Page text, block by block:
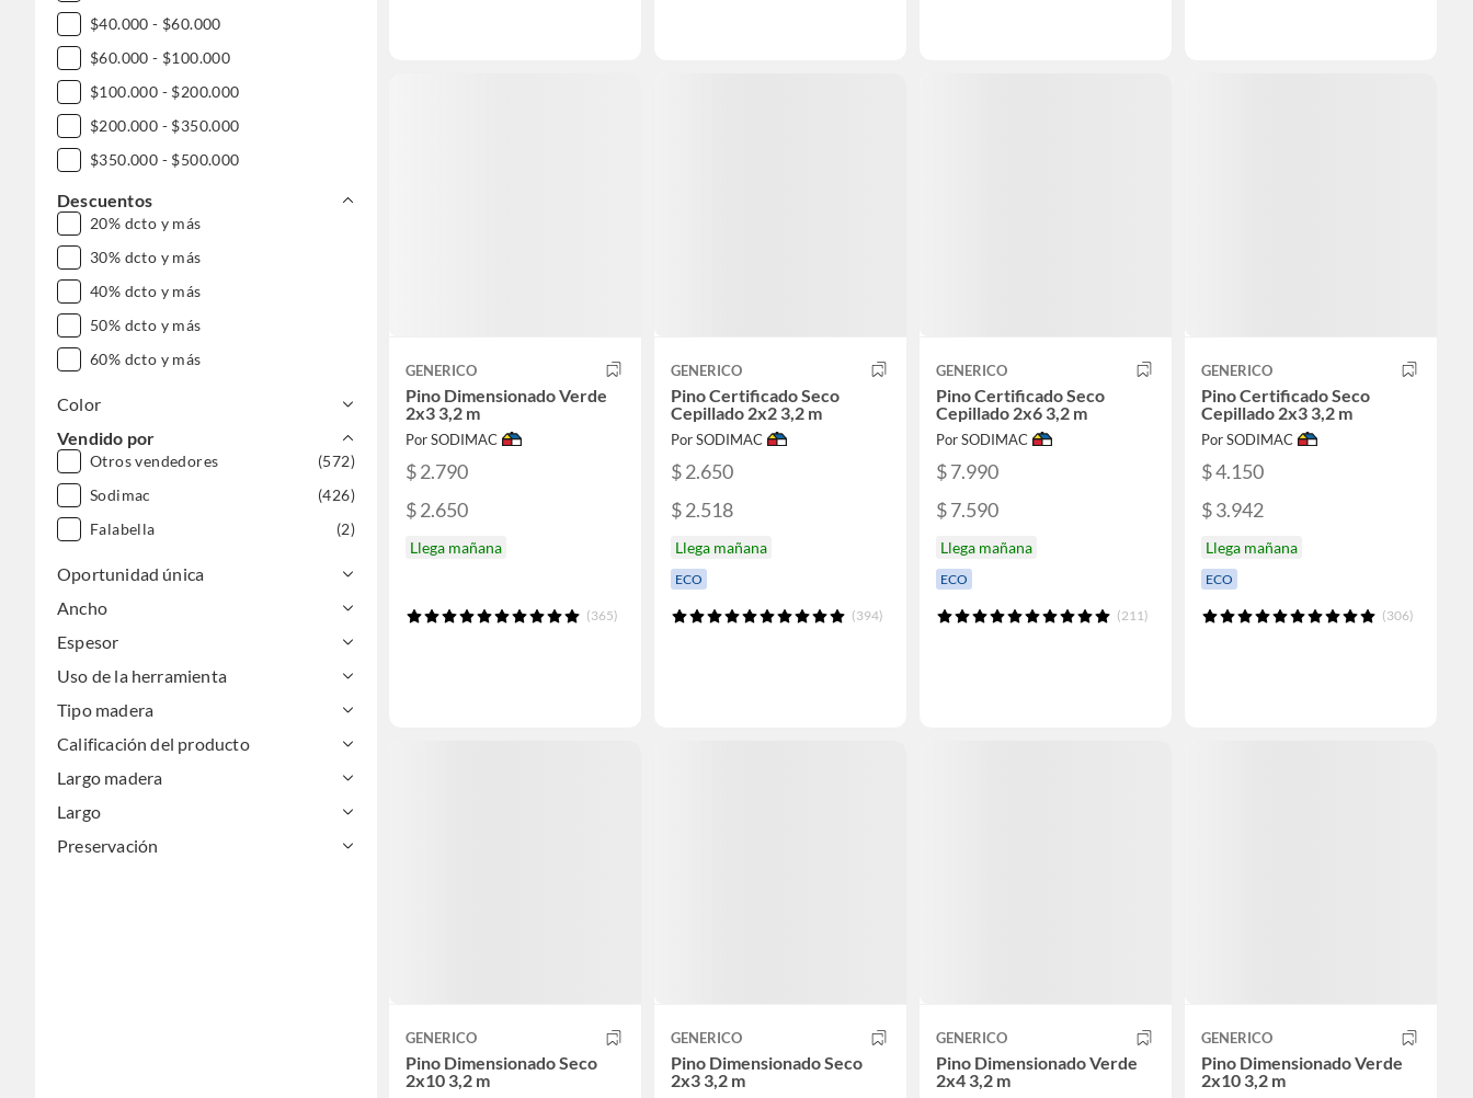
$40.000 - $60.000
$60.000 - $100.000
$100.000 - $200.000
$200.000 - $350.000
$350.000 - $500.000
$500.000 - $1.000.000
DESDE $1.000.000
Descuentos
20% dcto y más
30% dcto y más
40% dcto y más
50% dcto y más
60% dcto y más
Color
Vendido por
Otros vendedores
(572)
Sodimac
(426)
Falabella
(2)
Oportunidad única
Ancho
Espesor
Uso de la herramienta
Tipo madera
Calificación del producto
Largo madera
Largo
Preservación
GENERICO
Pino Dimensionado Verde
2x3 3,2 m
Por SODIMAC
$ 2.790
$ 2.650
Llega mañana
(365)
GENERICO
Pino Certificado Seco
Cepillado 2x2 3,2 m
Por SODIMAC
$ 2.650
$ 2.518
Llega mañana
ECO
(394)
GENERICO
Pino Certificado Seco
Cepillado 2x6 3,2 m
Por SODIMAC
$ 7.990
$ 7.590
Llega mañana
ECO
(211)
GENERICO
Pino Certificado Seco
Cepillado 2x3 3,2 m
Por SODIMAC
$ 4.150
$ 3.942
Llega mañana
ECO
(306)
GENERICO
Pino Dimensionado Seco
2x10 3,2 m
GENERICO
Pino Dimensionado Seco
2x3 3,2 m
GENERICO
Pino Dimensionado Verde
2x4 3,2 m
GENERICO
Pino Dimensionado Verde
2x10 3,2 m